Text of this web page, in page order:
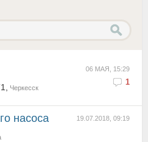
06 МАЯ, 15:29
1
Черкесск
19.07.2018, 09:19
насоса